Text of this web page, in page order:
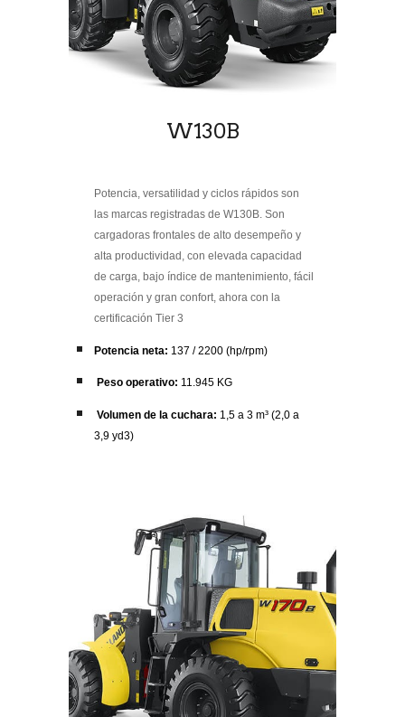
W130B
Potencia, versatilidad y ciclos rápidos son
las marcas registradas de W130B. Son
cargadoras frontales de alto desempeño y
alta productividad, con elevada capacidad
de carga, bajo índice de mantenimiento, fácil
operación y gran confort, ahora con la
certificación Tier 3
Potencia neta: 137 / 2200 (hp/rpm)
Peso operativo: 11.945 KG
Volumen de la cuchara: 1,5 a 3 m³ (2,0 a
3,9 yd3)